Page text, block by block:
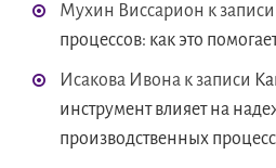
Мухин Виссарион к записи
процессов: как это
Исакова Ивона к записи
инструмент влияет на
производственных